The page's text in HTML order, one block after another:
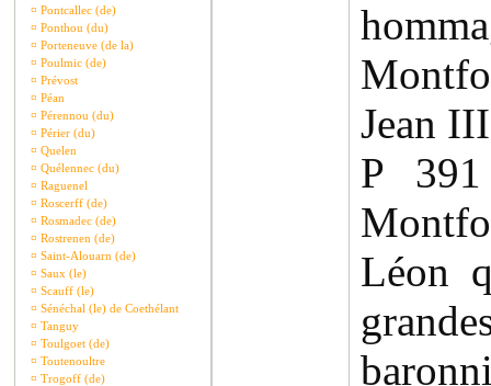
¤ Pontcallec (de)
¤ Ponthou (du)
¤ Porteneuve (de la)
¤ Poulmic (de)
¤ Prévost
¤ Péan
¤ Pérennou (du)
¤ Périer (du)
¤ Quelen
¤ Quélennec (du)
¤ Raguenel
¤ Roscerff (de)
¤ Rosmadec (de)
¤ Rostrenen (de)
¤ Saint-Alouarn (de)
¤ Saux (le)
¤ Scauff (le)
¤ Sénéchal (le) de Coethélant
¤ Tanguy
¤ Toulgoet (de)
¤ Toutenoultre
¤ Trogoff (de)
Jean
P
Léon